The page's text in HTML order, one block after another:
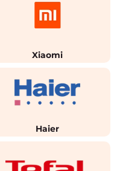
Xiaomi
Haier